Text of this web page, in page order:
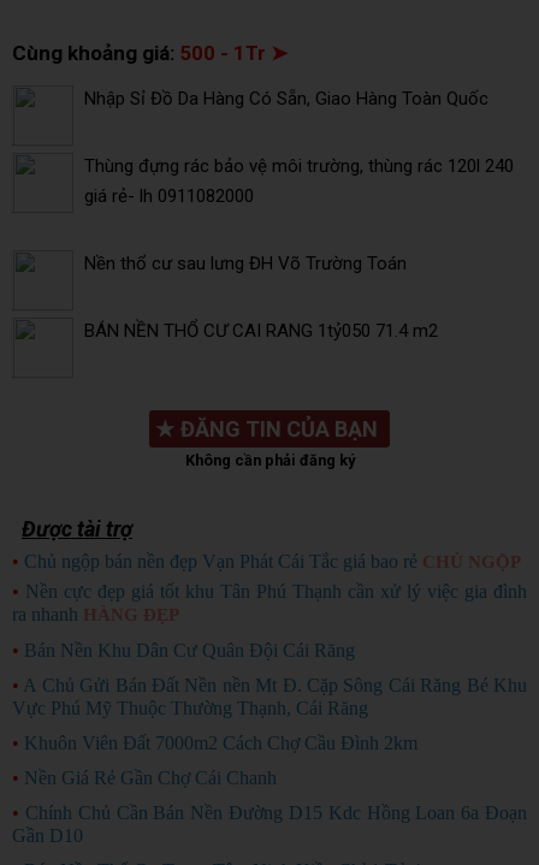
Cùng khoảng giá: 500 - 1Tr ➤
Nhập Sỉ Đồ Da Hàng Có Sẵn, Giao Hàng Toàn Quốc
Thùng đựng rác bảo vệ môi trường, thùng rác 120l 240
giá rẻ- lh 0911082000
Nền thổ cư sau lưng ĐH Võ Trường Toán
BÁN NỀN THỔ CƯ CAI RANG 1tỷ050 71.4 m2
★ ĐĂNG TIN CỦA BẠN
Không cần phải đăng ký
Được tài trợ
• Chủ ngộp bán nền đẹp Vạn Phát Cái Tắc giá bao rẻ CHỦ NGỘP
• Nền cực đẹp giá tốt khu Tân Phú Thạnh cần xử lý việc gia đình
ra nhanh HÀNG ĐẸP
• Bán Nền Khu Dân Cư Quân Đội Cái Răng
• A Chủ Gửi Bán Đất Nền nền Mt Đ. Cặp Sông Cái Răng Bé Khu
Vực Phú Mỹ Thuộc Thường Thạnh, Cái Răng
• Khuôn Viên Đất 7000m2 Cách Chợ Cầu Đình 2km
• Nền Giá Rẻ Gần Chợ Cái Chanh
• Chính Chủ Cần Bán Nền Đường D15 Kdc Hồng Loan 6a Đoạn
Gần D10